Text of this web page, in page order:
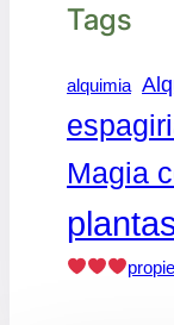
Tags
alquimia
Magia